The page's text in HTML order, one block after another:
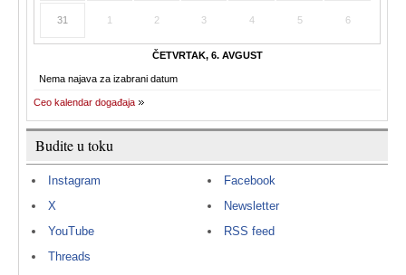
31 1 2 3 4 5 6
ČETVRTAK, 6. AVGUST
Nema najava za izabrani datum
Ceo kalendar događaja
Budite u toku
Instagram
X
YouTube
Threads
Facebook
Newsletter
RSS feed